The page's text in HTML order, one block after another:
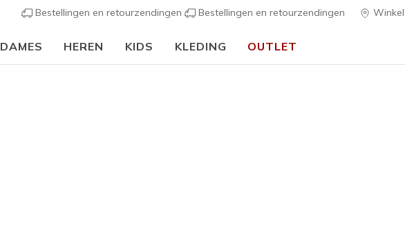
Bestellingen en retourzendingen Bestellingen en retourzendingen
DAMES HEREN KIDS KLEDING OUTLET